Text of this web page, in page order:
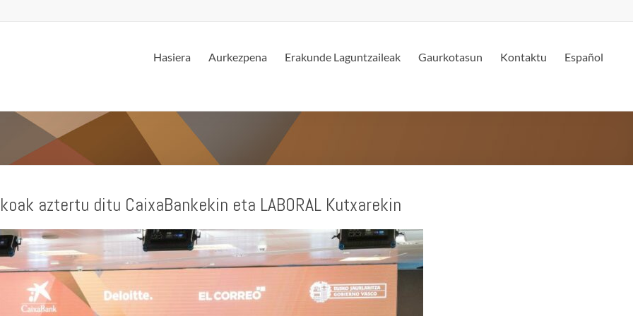
Hasiera Aurkezpena Erakunde Laguntzaileak Gaurkotasun Kontaktu Español
aztertu ditu CaixaBankekin eta LABORAL Kutxarekin